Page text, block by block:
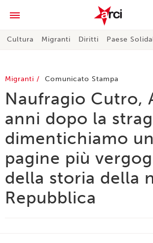
Cultura Migranti Diritti Paese
Migranti Comunicato Stampa
Naufragio Cutro,
anni dopo la
dimentichiamo
pagine più
della storia della
Repubblica